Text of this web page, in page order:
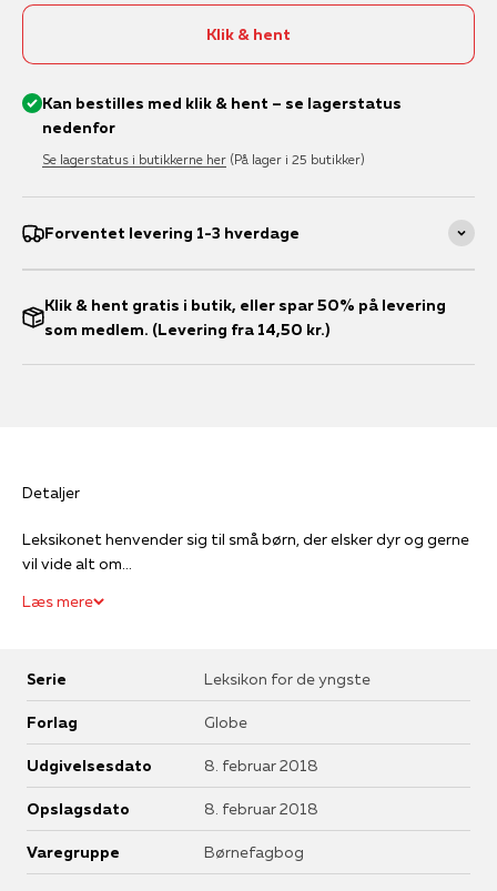
Klik & hent
Kan bestilles med klik & hent – se lagerstatus
nedenfor
Se lagerstatus i butikkerne her (På lager i 25 butikker)
Forventet levering 1-3 hverdage
Klik & hent gratis i butik, eller spar 50% på levering
som medlem. (Levering fra 14,50 kr.)
Detaljer
Leksikonet henvender sig til små børn, der elsker dyr og gerne
vil vide alt om...
Læs mere
Serie Leksikon for de yngste
Forlag Globe
Udgivelsesdato 8. februar 2018
Opslagsdato 8. februar 2018
Varegruppe Børnefagbog